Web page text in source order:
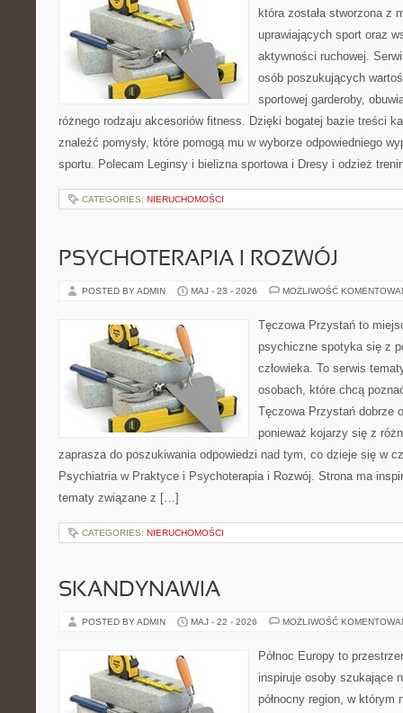
która została stworzona z
uprawiających sport oraz
aktywności ruchowej.
osób poszukujących
sportowej garderoby,
różnego rodzaju akcesoriów fitness. Dzięki bogatej bazie treści
znaleźć pomysły, które pomogą mu w wyborze odpowiedniego
sportu. Polecam Leginsy i bielizna sportowa i Dresy i odzież
CATEGORIES: NIERUCHOMOŚCI
PSYCHOTERAPIA I ROZWÓJ
POSTED BY ADMIN MAJ - 23 - 2026 MOŻLIWOŚĆ
Tęczowa Przystań to
psychiczne spotyka się z
człowieka. To serwis
osobach, które chcą
Tęczowa Przystań dobrze
ponieważ kojarzy się z
zaprasza do poszukiwania odpowiedzi nad tym, co dzieje się w
Psychiatria w Praktyce i Psychoterapia i Rozwój. Strona ma
tematy związane z […]
CATEGORIES: NIERUCHOMOŚCI
SKANDYNAWIA
POSTED BY ADMIN MAJ - 22 - 2026 MOŻLIWOŚĆ
Północ Europy to
inspiruje osoby szukające
północny region, w którym